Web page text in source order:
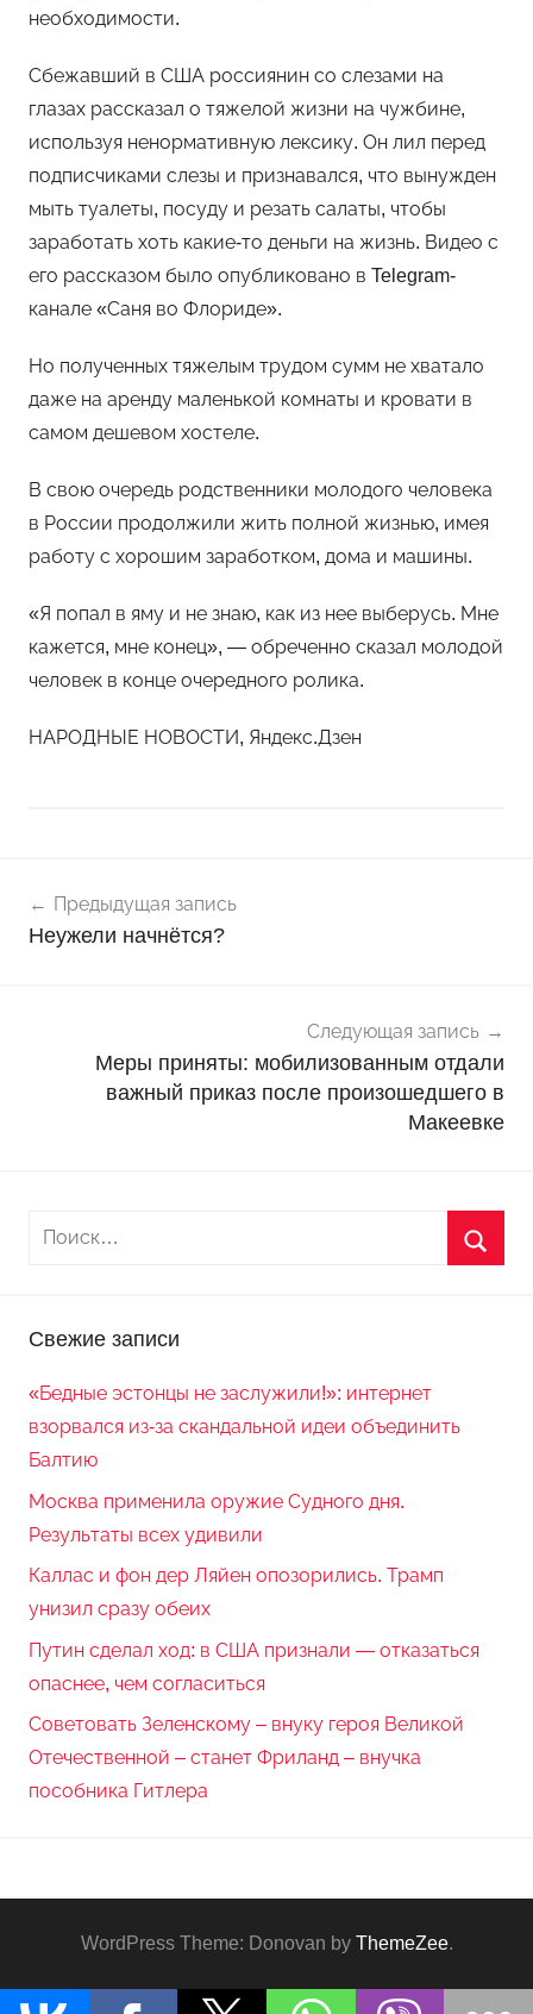
необходимости.
Сбежавший в США россиянин со слезами на
глазах рассказал о тяжелой жизни на чужбине,
используя ненормативную лексику. Он лил перед
подписчиками слезы и признавался, что вынужден
мыть туалеты, посуду и резать салаты, чтобы
заработать хоть какие-то деньги на жизнь. Видео с
его рассказом было опубликовано в Telegram-
канале «Саня во Флориде».
Но полученных тяжелым трудом сумм не хватало
даже на аренду маленькой комнаты и кровати в
самом дешевом хостеле.
В свою очередь родственники молодого человека
в России продолжили жить полной жизнью, имея
работу с хорошим заработком, дома и машины.
«Я попал в яму и не знаю, как из нее выберусь. Мне
кажется, мне конец», — обреченно сказал молодой
человек в конце очередного ролика.
НАРОДНЫЕ НОВОСТИ, Яндекс.Дзен
о
в
по
Предыдущая запись
Неужели начнётся?
Следующая запись
Меры приняты: мобилизованным отдали
важный приказ после произошедшего в
Макеевке
Свежие записи
«Бедные эстонцы не заслужили!»: интернет
взорвался из-за скандальной идеи объединить
Балтию
Москва применила оружие Судного дня.
Результаты всех удивили
Каллас и фон дер Ляйен опозорились. Трамп
унизил сразу обеих
Путин сделал ход: в США признали — отказаться
опаснее, чем согласиться
Советовать Зеленскому – внуку героя Великой
Отечественной – станет Фриланд – внучка
пособника Гитлера
WordPress Theme: Donovan by ThemeZee.